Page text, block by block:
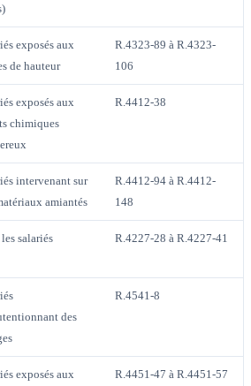
exposés aux
de hauteur
R.4323-89 à R.4323-
106
exposés aux
chimiques
R.4412-38
intervenant sur
amiantés
R.4412-94 à R.4412-
148
salariés R.4227-28 à R.4227-41
des
R.4541-8
exposés aux
R.4451-47 à R.4451-57